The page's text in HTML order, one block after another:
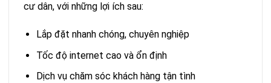
cư dân, với những lợi ích sau:
Lắp đặt nhanh chóng, chuyên nghiệp
Tốc độ internet cao và ổn định
Dịch vụ chăm sóc khách hàng tận tình